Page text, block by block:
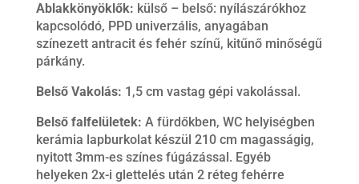
Ablakkönyöklők: külső – belső: nyílászárókhoz
kapcsolódó, PPD univerzális, anyagában
színezett antracit és fehér színű, kitűnő minőségű
párkány.
Belső Vakolás: 1,5 cm vastag gépi vakolással.
Belső falfelületek: A fürdőkben, WC helyiségben
kerámia lapburkolat készül 210 cm magasságig,
nyitott 3mm-es színes fúgázással. Egyéb
helyeken 2x-i glettelés után 2 réteg fehérre